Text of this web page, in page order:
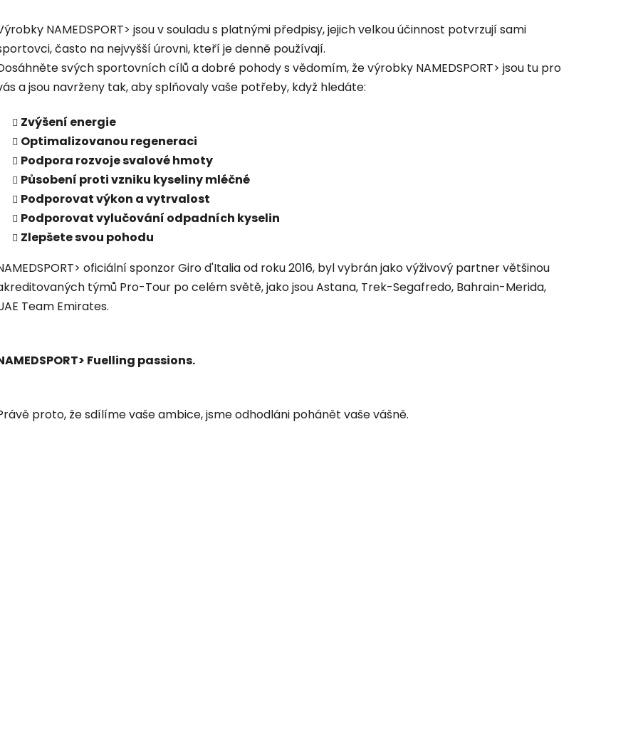
NAMEDSPORT> jsou v souladu s platnými předpisy, jejich velkou účinnost potvrzují sami
často na nejvyšší úrovni, kteří je denně používají.
svých sportovních cílů a dobré pohody s vědomím, že výrobky NAMEDSPORT> jsou tu pro
a jsou navrženy tak, aby splňovaly vaše potřeby, když hledáte:
Zvýšení energie
Optimalizovanou regeneraci
Podpora rozvoje svalové hmoty
Působení proti vzniku kyseliny mléčné
Podporovat výkon a vytrvalost
Podporovat vylučování odpadních kyselin
Zlepšete svou pohodu
oficiální sponzor Giro d'Italia od roku 2016, byl vybrán jako výživový partner většinou
týmů Pro-Tour po celém světě, jako jsou Astana, Trek-Segafredo, Bahrain-Merida,
Team Emirates.
Fuelling passions.
proto, že sdílíme vaše ambice, jsme odhodláni pohánět vaše vášně.